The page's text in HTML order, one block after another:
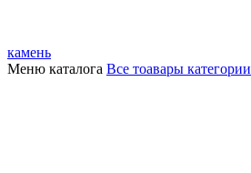
камень
Меню каталога Все тоавары категории